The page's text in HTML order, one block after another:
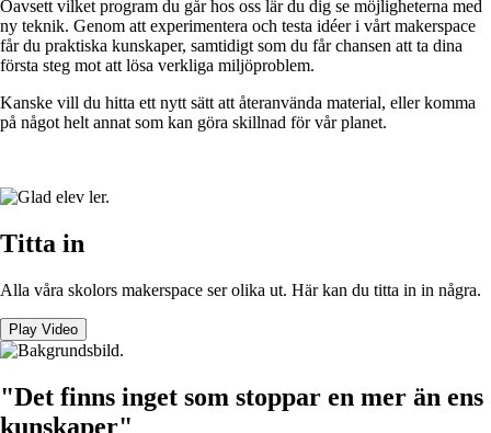
Oavsett vilket program du går hos oss lär du dig se möjligheterna med
ny teknik. Genom att experimentera och testa idéer i vårt makerspace
får du praktiska kunskaper, samtidigt som du får chansen att ta dina
första steg mot att lösa verkliga miljöproblem.
Kanske vill du hitta ett nytt sätt att återanvända material, eller komma
på något helt annat som kan göra skillnad för vår planet.
Titta in
Alla våra skolors makerspace ser olika ut. Här kan du titta in in några.
Play Video
"Det finns inget som stoppar en mer än ens
kunskaper"